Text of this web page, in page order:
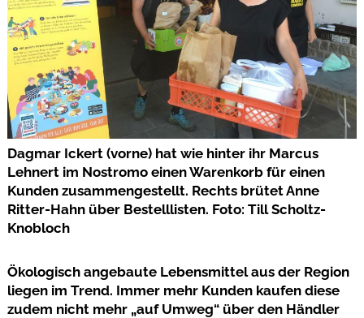
Dagmar Ickert (vorne) hat wie hinter ihr Marcus
Lehnert im Nostromo einen Warenkorb für einen
Kunden zusammengestellt. Rechts brütet Anne
Ritter-Hahn über Bestelllisten. Foto: Till Scholtz-
Knobloch
Ökologisch angebaute Lebensmittel aus der Region
liegen im Trend. Immer mehr Kunden kaufen diese
zudem nicht mehr „auf Umweg“ über den Händler